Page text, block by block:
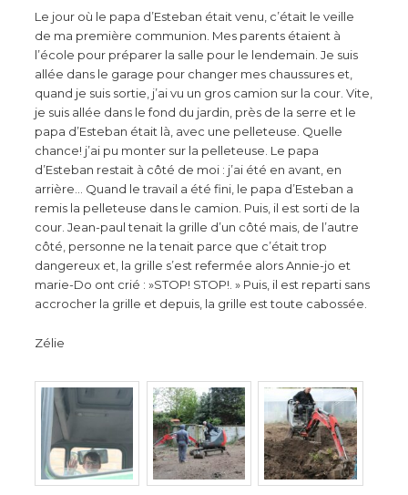
Le jour où le papa d’Esteban était venu, c’était le veille
de ma première communion. Mes parents étaient à
l’école pour préparer la salle pour le lendemain. Je suis
allée dans le garage pour changer mes chaussures et,
quand je suis sortie, j’ai vu un gros camion sur la cour. Vite,
je suis allée dans le fond du jardin, près de la serre et le
papa d’Esteban était là, avec une pelleteuse. Quelle
chance! j’ai pu monter sur la pelleteuse. Le papa
d’Esteban restait à côté de moi : j’ai été en avant, en
arrière… Quand le travail a été fini, le papa d’Esteban a
remis la pelleteuse dans le camion. Puis, il est sorti de la
cour. Jean-paul tenait la grille d’un côté mais, de l’autre
côté, personne ne la tenait parce que c’était trop
dangereux et, la grille s’est refermée alors Annie-jo et
marie-Do ont crié : »STOP! STOP!. » Puis, il est reparti sans
accrocher la grille et depuis, la grille est toute cabossée.
Zélie